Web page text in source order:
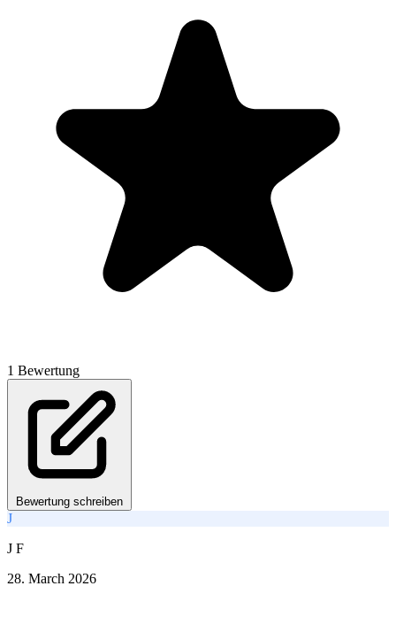
1 Bewertung
Bewertung schreiben
J
J F
28. March 2026